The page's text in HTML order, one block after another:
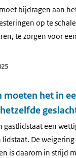
bijdragen aan
op te
te zorgen voor
moeten het in
gastlidstaat een
De
is daarom in strijd